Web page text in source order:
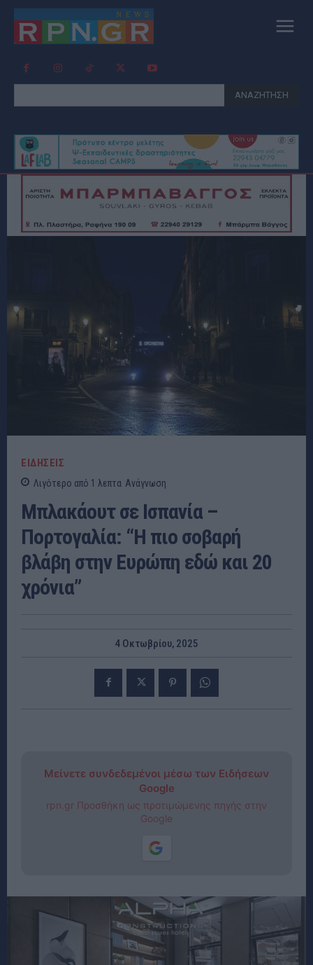
ΑΝΑΖΗΤΗΣΗ
ΕΙΔΗΣΕΙΣ
Λιγότερο από 1 λεπτα Ανάγνωση
Μπλακάουτ σε Ισπανία –
Πορτογαλία: “Η πιο σοβαρή
βλάβη στην Ευρώπη εδώ και 20
χρόνια”
4 Οκτωβρίου, 2025
Μείνετε συνδεδεμένοι μέσω των Ειδήσεων
Google
rpn.gr Προσθήκη ως προτιμώμενης πηγής στην
Google